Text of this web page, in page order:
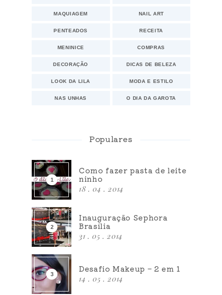
MAQUIAGEM NAIL ART
PENTEADOS RECEITA
MENINICE COMPRAS
DECORAÇÃO DICAS DE BELEZA
LOOK DA LILA MODA E ESTILO
NAS UNHAS O DIA DA GAROTA
Populares
Como fazer pasta de leite
ninho
18 . 04 . 2014
Inauguração Sephora
Brasília
31 . 05 . 2014
Desafio Makeup – 2 em 1
14 . 05 . 2014